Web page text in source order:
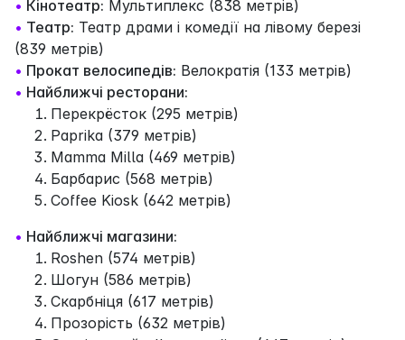
• Кінотеатр: Мультиплекс (838 метрів)
• Театр: Театр драми і комедії на лівому березі
(839 метрів)
• Прокат велосипедів: Велократія (133 метрів)
• Найближчі ресторани:
Перекрёсток (295 метрів)
Paprika (379 метрів)
Mamma Milla (469 метрів)
Барбарис (568 метрів)
Coffee Kiosk (642 метрів)
• Найближчі магазини:
Roshen (574 метрів)
Шогун (586 метрів)
Скарбніця (617 метрів)
Прозорість (632 метрів)